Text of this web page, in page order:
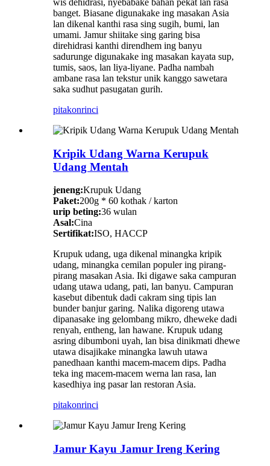
wis dehidrasi, nyebabake bahan pekat lan rasa
banget. Biasane digunakake ing masakan Asia
lan dikenal kanthi rasa sing sugih, bumi, lan
umami. Jamur shiitake sing garing bisa
direhidrasi kanthi direndhem ing banyu
sadurunge digunakake ing masakan kayata sup,
tumis, saos, lan liya-liyane. Padha nambah
ambane rasa lan tekstur unik kanggo sawetara
saka sudhut pasugatan gurih.
pitakonrinci
Kripik Udang Warna Kerupuk
Udang Mentah
jeneng:Krupuk Udang
Paket:200g * 60 kothak / karton
urip beting:36 wulan
Asal:Cina
Sertifikat:ISO, HACCP
Krupuk udang, uga dikenal minangka kripik
udang, minangka cemilan populer ing pirang-
pirang masakan Asia. Iki digawe saka campuran
udang utawa udang, pati, lan banyu. Campuran
kasebut dibentuk dadi cakram sing tipis lan
bunder banjur garing. Nalika digoreng utawa
dipanasake ing gelombang mikro, dheweke dadi
renyah, entheng, lan hawane. Krupuk udang
asring dibumboni uyah, lan bisa dinikmati dhewe
utawa disajikake minangka lawuh utawa
panedhaan kanthi macem-macem dips. Padha
teka ing macem-macem werna lan rasa, lan
kasedhiya ing pasar lan restoran Asia.
pitakonrinci
Jamur Kayu Jamur Ireng Kering